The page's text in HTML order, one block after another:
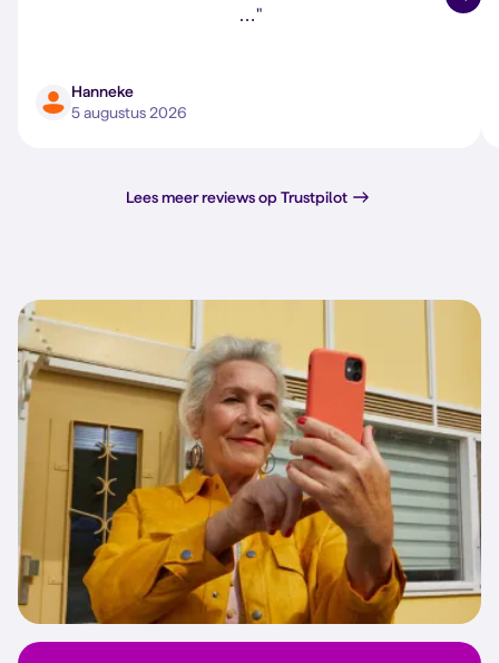
…"
Hanneke
5 augustus 2026
Lees meer reviews op Trustpilot